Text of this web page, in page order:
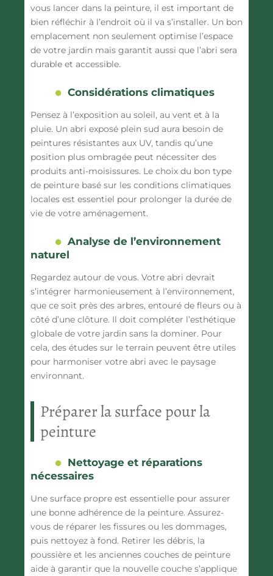
vous lancer dans la peinture, il est important de
bien réfléchir à l’endroit où il va s’installer. Un bon
emplacement non seulement optimise l’espace
de votre jardin mais garantit aussi que l’abri sera
durable et accessible.
Considérations climatiques
Pensez à l’exposition au soleil, au vent et à la
pluie. Un abri exposé plein sud aura besoin de
peintures résistantes aux UV, tandis qu’une
position plus ombragée peut nécessiter des
produits anti-moisissures. Le choix du bon type
de peinture basé sur les conditions climatiques
locales est essentiel pour prolonger la durée de
vie de votre aménagement.
Analyse de l’environnement
naturel
Regardez autour de vous. Votre abri devrait
s’intégrer harmonieusement à l’environnement,
que ce soit près des arbres, entouré de fleurs ou à
côté d’une clôture. Il doit compléter l’esthétique
globale de votre jardin sans la dominer. Pour
cela, des études sur le terrain peuvent être utiles
pour harmoniser votre abri avec le paysage
environnant.
Préparer la surface pour la
peinture
Nettoyage et réparations
nécessaires
Une surface propre est essentielle pour assurer
une bonne adhérence de la peinture. Assurez-
vous de réparer les fissures ou les dommages,
puis nettoyez à fond. Retirer les débris, la
poussière et les anciennes couches de peinture
aide à garantir que la nouvelle couche s’applique